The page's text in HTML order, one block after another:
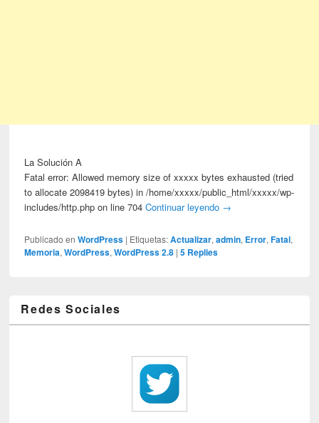
La Solución A
Fatal error: Allowed memory size of xxxxx bytes exhausted (tried
to allocate 2098419 bytes) in /home/xxxxx/public_html/xxxxx/wp-
includes/http.php on line 704Continuar leyendo →
Publicado en WordPress | Etiquetas: Actualizar,admin, Error,Fatal,
Memoria,WordPress,WordPress 2.8 |5 Replies
Redes Sociales